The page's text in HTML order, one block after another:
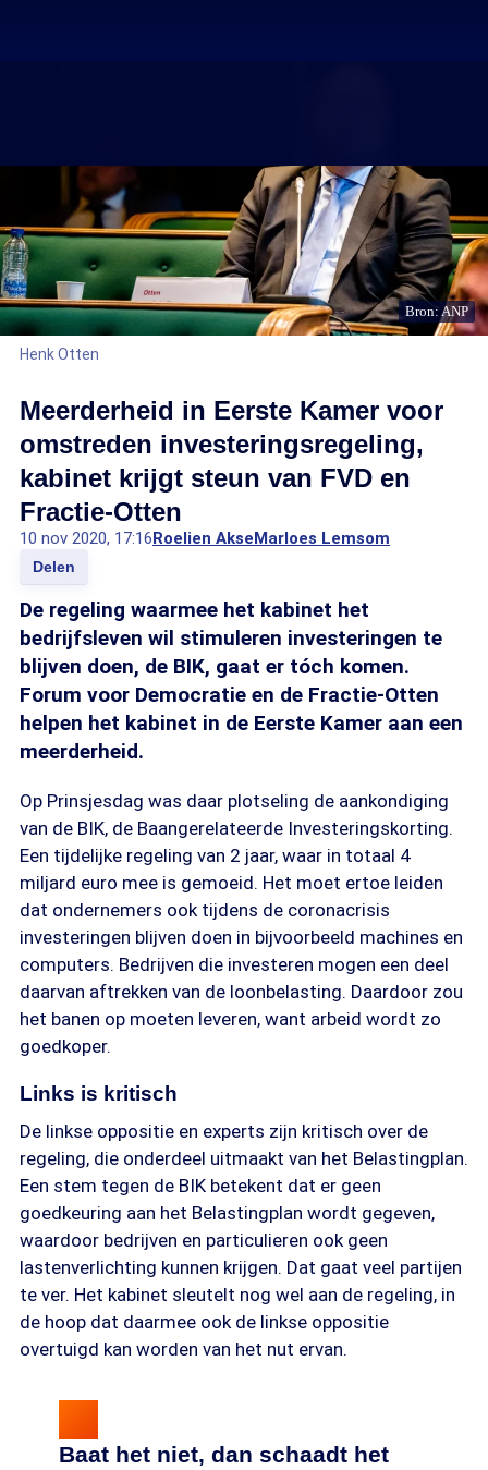
Bron: ANP
Henk Otten
Meerderheid in Eerste Kamer voor
omstreden investeringsregeling,
kabinet krijgt steun van FVD en
Fractie-Otten
10 nov 2020, 17:16Roelien AkseMarloes Lemsom
Delen
De regeling waarmee het kabinet het
bedrijfsleven wil stimuleren investeringen te
blijven doen, de BIK, gaat er tóch komen.
Forum voor Democratie en de Fractie-Otten
helpen het kabinet in de Eerste Kamer aan een
meerderheid.
Op Prinsjesdag was daar plotseling de aankondiging
van de BIK, de Baangerelateerde Investeringskorting.
Een tijdelijke regeling van 2 jaar, waar in totaal 4
miljard euro mee is gemoeid. Het moet ertoe leiden
dat ondernemers ook tijdens de coronacrisis
investeringen blijven doen in bijvoorbeeld machines en
computers. Bedrijven die investeren mogen een deel
daarvan aftrekken van de loonbelasting. Daardoor zou
het banen op moeten leveren, want arbeid wordt zo
goedkoper.
Links is kritisch
De linkse oppositie en experts zijn kritisch over de
regeling, die onderdeel uitmaakt van het Belastingplan.
Een stem tegen de BIK betekent dat er geen
goedkeuring aan het Belastingplan wordt gegeven,
waardoor bedrijven en particulieren ook geen
lastenverlichting kunnen krijgen. Dat gaat veel partijen
te ver. Het kabinet sleutelt nog wel aan de regeling, in
de hoop dat daarmee ook de linkse oppositie
overtuigd kan worden van het nut ervan.
Baat het niet, dan schaadt het